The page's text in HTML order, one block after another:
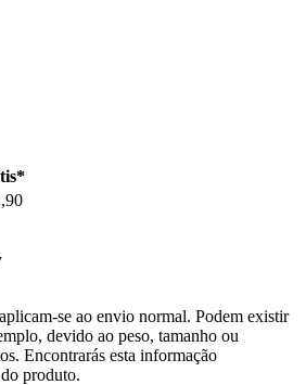
se ao envio normal. Podem existir
devido ao peso, tamanho ou
Encontrarás esta informação
produto.